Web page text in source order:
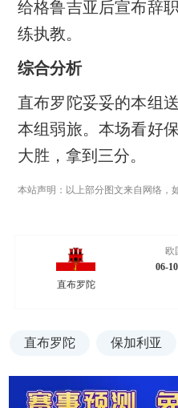
给格鲁吉亚后宣布辞
练执教。
综合分析
直布罗陀妥妥的本组
本组弱旅。本场看好
大胜，拿到三分。
本站声明：以上部分图文来自网络，
直布罗陀
欧
06-
直布罗陀 保加利亚